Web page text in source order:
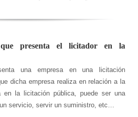
presenta el licitador en la
una empresa en una licitación
dicha empresa realiza en relación a la
en la licitación pública, puede ser una
servicio, servir un suministro, etc…